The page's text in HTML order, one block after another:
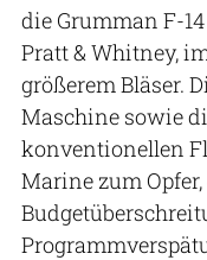
die Grumman F-
Pratt & Whitney,
größerem Bläser.
Maschine sowie
konventionellen
Marine zum